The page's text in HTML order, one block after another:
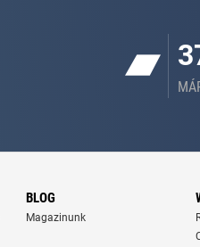
BLOG
Magazinunk